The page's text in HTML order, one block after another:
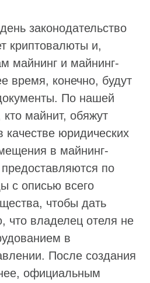
законодательство
криптовалюты и,
майнинг и майнинг-
время, конечно, будут
По нашей
майнит, обяжут
качестве юридических
в майнинг-
по
с описью всего
чтобы дать
что владелец отеля не
в
После создания
официальным